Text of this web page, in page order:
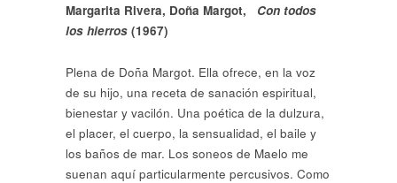
Margarita Rivera, Doña Margot, Con todos
los hierros (1967)
Plena de Doña Margot. Ella ofrece, en la voz
de su hijo, una receta de sanación espiritual,
bienestar y vacilón. Una poética de la dulzura,
el placer, el cuerpo, la sensualidad, el baile y
los baños de mar. Los soneos de Maelo me
suenan aquí particularmente percusivos. Como